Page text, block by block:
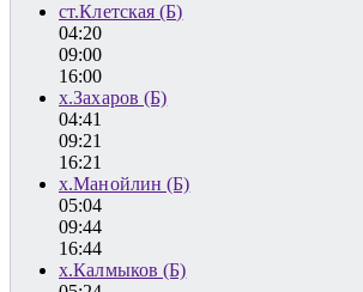
ст.Клетская (Б)
04:20
09:00
16:00
х.Захаров (Б)
04:41
09:21
16:21
х.Манойлин (Б)
05:04
09:44
16:44
х.Калмыков (Б)